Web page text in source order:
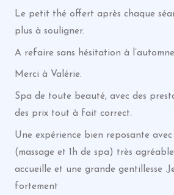
Le petit thé offert après chaque
plus à souligner.
A refaire sans hésitation à
Merci à Valérie.
Spa de toute beauté, avec des
des prix tout à fait correct.
Une expérience bien reposante
(massage et 1h de spa) très
accueille et une grande gentillesse
fortement